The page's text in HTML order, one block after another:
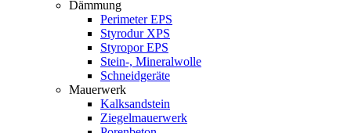
Dämmung
Perimeter EPS
Styrodur XPS
Styropor EPS
Stein-, Mineralwolle
Schneidgeräte
Mauerwerk
Kalksandstein
Ziegelmauerwerk